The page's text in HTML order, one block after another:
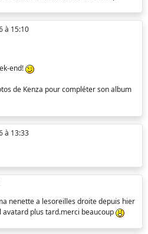
à 15:10
end!
de Kenza pour compléter son album
à 13:33
nenette a lesoreilles droite depuis hier
plus tard.merci beaucoup